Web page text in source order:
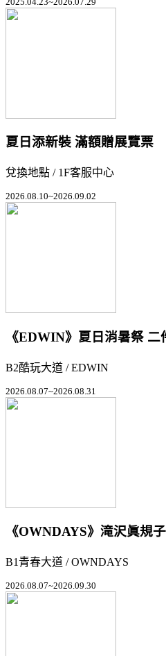
夏日添新裝 滿額贈展覽票
兌換地點 / 1F客服中心
2026.08.10~2026.09.02
《EDWIN》夏日消暑祭 二
B2酷玩大道 / EDWIN
2026.08.07~2026.08.31
《OWNDAYS》滝沢眞規
B1青春大道 / OWNDAYS
2026.08.07~2026.09.30